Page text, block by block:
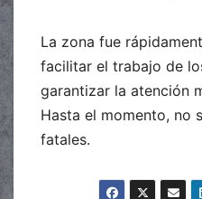
La zona fue
facilitar el trabajo de
garantizar la atención
Hasta el momento, no
fatales.